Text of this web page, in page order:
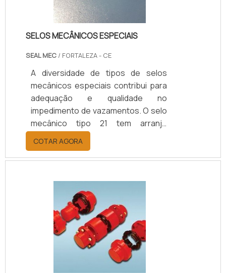
SELOS MECÂNICOS ESPECIAIS
SEAL MEC / FORTALEZA - CE
A diversidade de tipos de selos
mecânicos especiais contribui para
adequação e qualidade no
impedimento de vazamentos. O selo
mecânico tipo 21 tem arranjo
simples, com funcionalidade
dependente do sentido de rotação e
mola cônica.O selo mecânico é
operação chegam a pressões de
até 12 bar, velocidade de até 15
metros por segundo e temperatura
entre - 20°C até + 200°C. O selo
mecânico M377 da tem mola cônica
e funcionalidade dependen.
COTAR AGORA